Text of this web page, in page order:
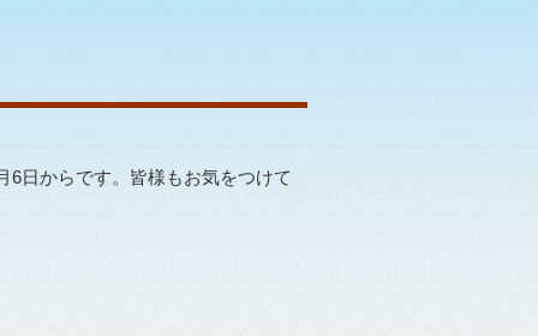
6日からです。皆様もお気をつけて